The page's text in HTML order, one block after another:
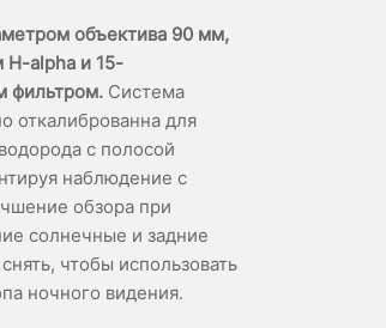
объектива 90 мм,
alpha и 15-
фильтром. Система
откалиброванна для
с полосой
наблюдение с
обзора при
солнечные и задние
чтобы использовать
ночного видения.